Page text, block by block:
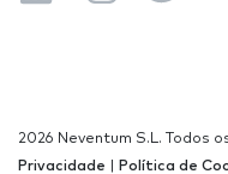
2026 Neventum S.L. Todos
Privacidade
Política de